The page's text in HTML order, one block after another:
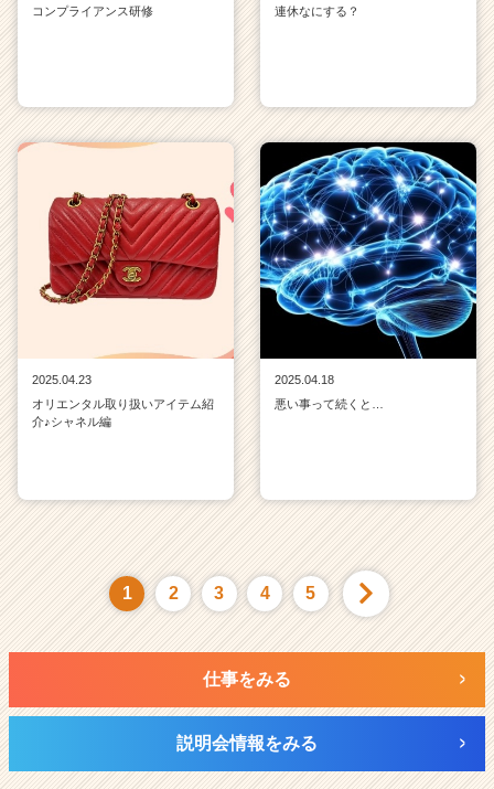
コンプライアンス研修
連休なにする？
2025.04.23
オリエンタル取り扱いアイテム紹
介♪シャネル編
2025.04.18
悪い事って続くと…
1 2 3 4 5
仕事をみる
説明会情報をみる